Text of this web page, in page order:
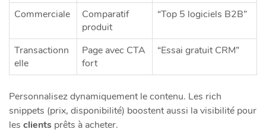
Commerciale
Comparatif
produit
“Top 5 logiciels B2B”
Transactionn
elle
Page avec CTA
fort
“Essai gratuit CRM”
Personnalisez dynamiquement le contenu. Les rich
snippets (prix, disponibilité) boostent aussi la visibilité pour
les clients prêts à acheter.